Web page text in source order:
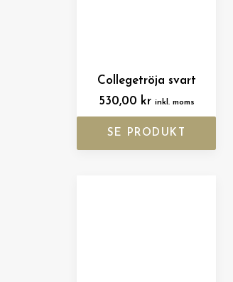
Collegetröja svart
530,00 kr inkl. moms
SE PRODUKT